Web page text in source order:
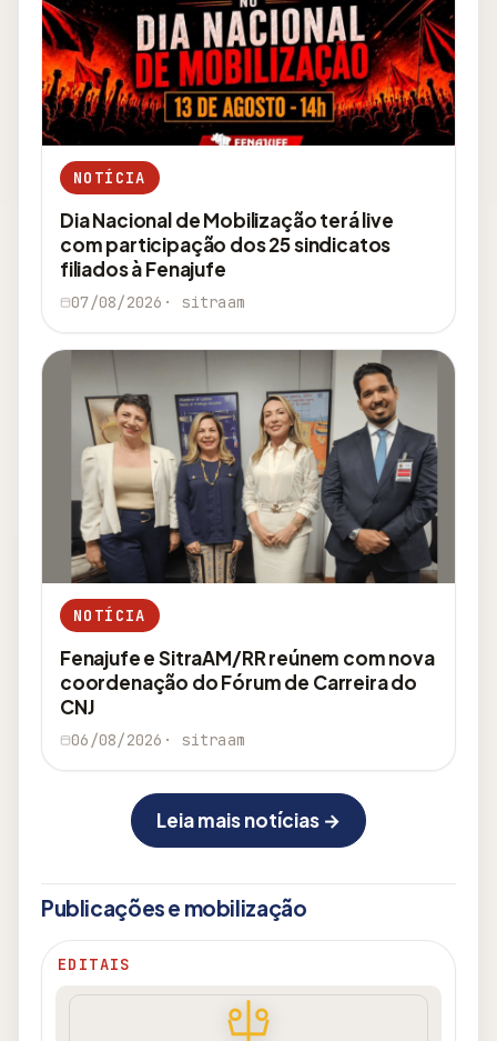
NOTÍCIA
Dia Nacional de Mobilização terá live
com participação dos 25 sindicatos
filiados à Fenajufe
07/08/2026 · sitraam
NOTÍCIA
Fenajufe e SitraAM/RR reúnem com nova
coordenação do Fórum de Carreira do
CNJ
06/08/2026 · sitraam
Leia mais notícias →
Publicações e mobilização
EDITAIS